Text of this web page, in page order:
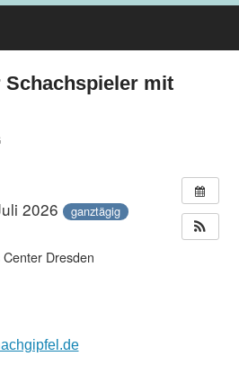
Schachspieler mit
2026 ganztägig
Dresden